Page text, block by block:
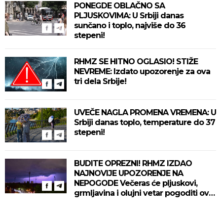
PONEGDE OBLAČNO SA
PLJUSKOVIMA: U Srbiji danas
sunčano i toplo, najviše do 36
stepeni!
RHMZ SE HITNO OGLASIO! STIŽE
NEVREME: Izdato upozorenje za ova
tri dela Srbije!
UVEČE NAGLA PROMENA VREMENA: U
Srbiji danas toplo, temperature do 37
stepeni!
BUDITE OPREZNI! RHMZ IZDAO
NAJNOVIJE UPOZORENJE NA
NEPOGODE Večeras će pljuskovi,
grmljavina i olujni vetar pogoditi ove